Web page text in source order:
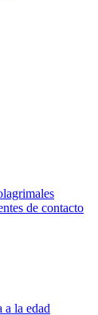
de contacto
a la edad